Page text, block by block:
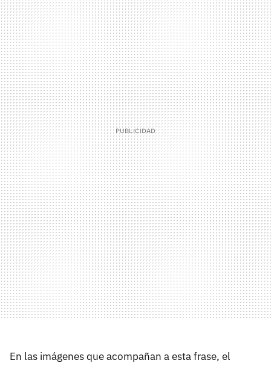
En las imágenes que acompañan a esta frase, el